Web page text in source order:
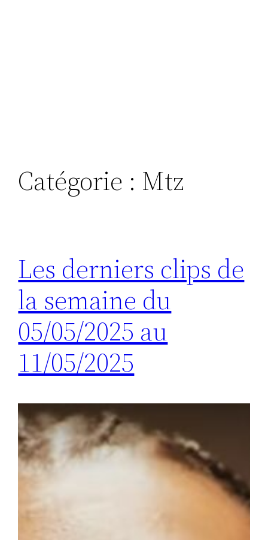
Catégorie : Mtz
Les derniers clips de
la semaine du
05/05/2025 au
11/05/2025